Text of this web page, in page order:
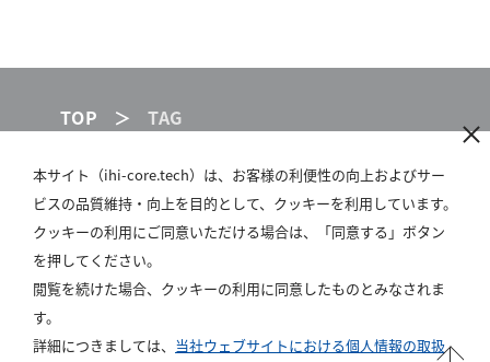
本サイト（ihi-core.tech）は、お客様の利便性の向上およびサー
ビスの品質維持・向上を目的として、クッキーを利用しています。
クッキーの利用にご同意いただける場合は、「同意する」ボタン
を押してください。
閲覧を続けた場合、クッキーの利用に同意したものとみなされま
す。
詳細につきましては、 当社ウェブサイトにおける個人情報の取扱
TOP TAG
IHI GROUP
SITE POLICY
PRIVACY POLICY
ABOUT US